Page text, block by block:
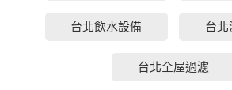
台北飲水設備 台北
台北全屋過濾